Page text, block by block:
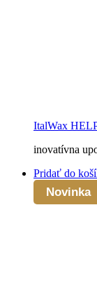
ItalWax
inovatívna
Pridať do
Novinka